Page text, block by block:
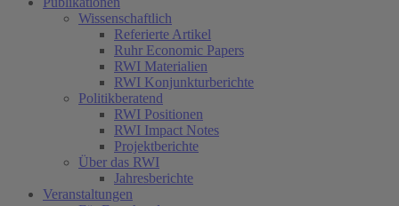
Wissenschaftlich
Referierte Artikel
Ruhr Economic Papers
RWI Materialien
RWI Konjunkturberichte
Politikberatend
RWI Positionen
RWI Impact Notes
Projektberichte
Über das RWI
Jahresberichte
Veranstaltungen